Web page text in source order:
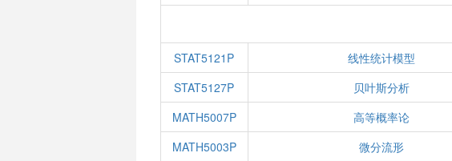
STAT5121P 线性统计模型
STAT5127P
贝叶斯分析
MATH5007P
高等概率论
MATH5003P
微分流形